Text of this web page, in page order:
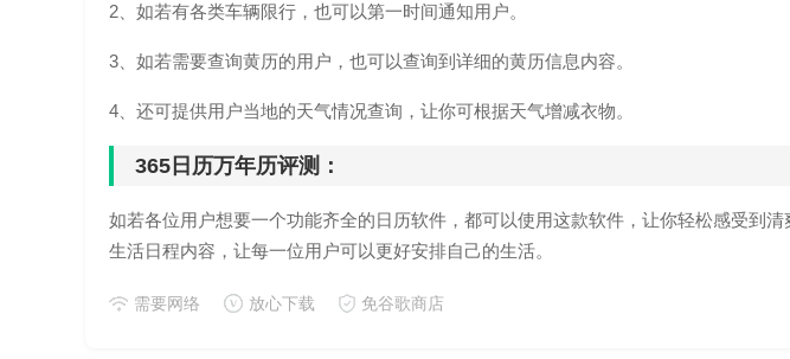
2、如若有各类车辆限行，也可以第一时间通知用户。
3、如若需要查询黄历的用户，也可以查询到详细的黄历信息内容。
4、还可提供用户当地的天气情况查询，让你可根据天气增减衣物。
365日历万年历评测：
如若各位用户想要一个功能齐全的日历软件，都可以使用这款软件，让你轻松感受到
生活日程内容，让每一位用户可以更好安排自己的生活。
需要网络 放心下载 免谷歌商店